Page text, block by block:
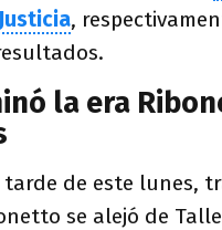
,
la era
de este lunes,
se alejó de